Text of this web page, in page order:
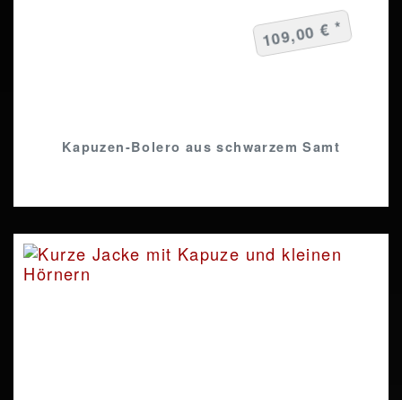
Kapuzen-Bolero aus schwarzem Samt
109,00 € *